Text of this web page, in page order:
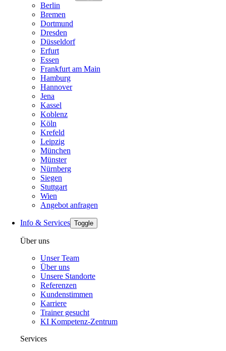
Berlin
Bremen
Dortmund
Dresden
Düsseldorf
Erfurt
Essen
Frankfurt am Main
Hamburg
Hannover
Jena
Kassel
Koblenz
Köln
Krefeld
Leipzig
München
Münster
Nürnberg
Siegen
Stuttgart
Wien
Angebot anfragen
Info & Services Toggle
Über uns
Unser Team
Über uns
Unsere Standorte
Referenzen
Kundenstimmen
Karriere
Trainer gesucht
KI Kompetenz-Zentrum
Services